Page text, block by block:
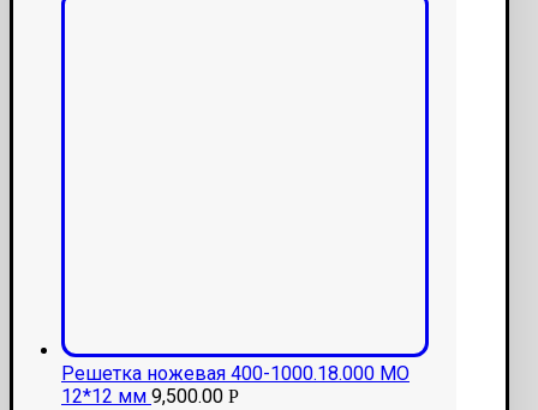
Решетка ножевая 400-1000.18.000 МО
12*12 мм 9,500.00 Р